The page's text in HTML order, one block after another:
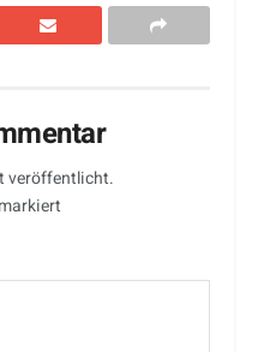
veröffentlicht.
markiert